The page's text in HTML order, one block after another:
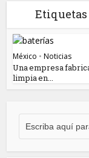
México • Noticias
Una empresa
limpia en...